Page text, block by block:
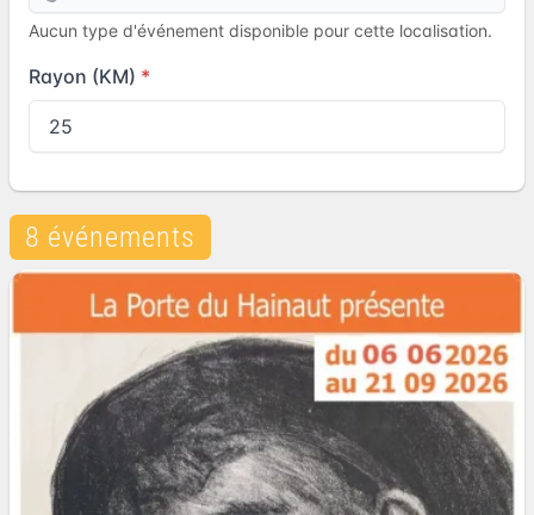
Aucun type d'événement disponible pour cette localisation.
Rayon (KM)
8 événements